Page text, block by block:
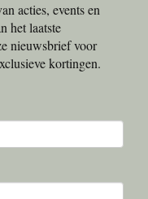
acties, events en
het laatste
nieuwsbrief voor
kortingen.